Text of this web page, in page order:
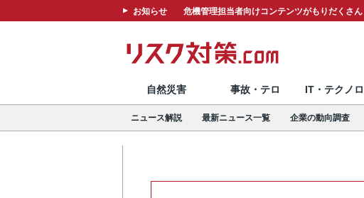
お知らせ 危機管理担当者向けコンテンツがもりだくさ
自然災害 事故・テロ IT・テクノ
ニュース解説 最新ニュース一覧 企業の動向調査